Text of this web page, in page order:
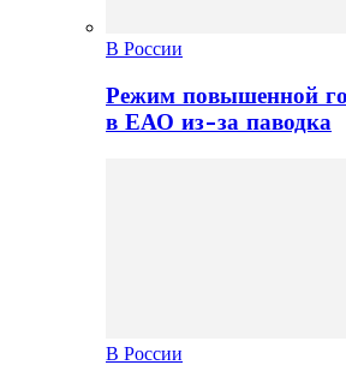
В России
Режим повышенной
в ЕАО из-за паводка
В России